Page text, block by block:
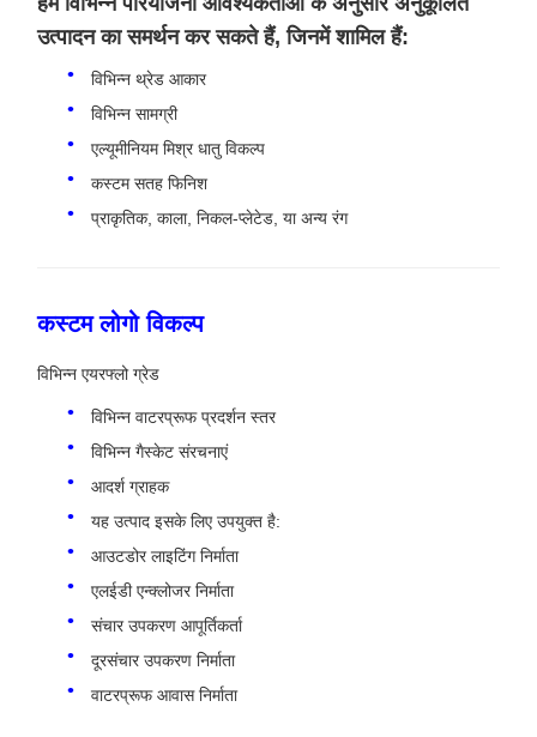
उत्पादन का समर्थन कर सकते हैं, जिनमें शामिल हैं:
विभिन्न थ्रेड आकार
विभिन्न सामग्री
एल्यूमीनियम मिश्र धातु विकल्प
कस्टम सतह फिनिश
प्राकृतिक, काला, निकल-प्लेटेड, या अन्य रंग
कस्टम लोगो विकल्प
विभिन्न एयरफ्लो ग्रेड
विभिन्न वाटरप्रूफ प्रदर्शन स्तर
विभिन्न गैस्केट संरचनाएं
आदर्श ग्राहक
यह उत्पाद इसके लिए उपयुक्त है:
आउटडोर लाइटिंग निर्माता
एलईडी एन्क्लोजर निर्माता
संचार उपकरण आपूर्तिकर्ता
दूरसंचार उपकरण निर्माता
वाटरप्रूफ आवास निर्माता